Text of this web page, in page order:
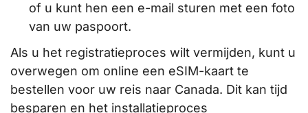
of u kunt hen een e-mail sturen met een foto
van uw paspoort.
Als u het registratieproces wilt vermijden, kunt u
overwegen om online een eSIM-kaart te
bestellen voor uw reis naar Canada. Dit kan tijd
besparen en het installatieproces